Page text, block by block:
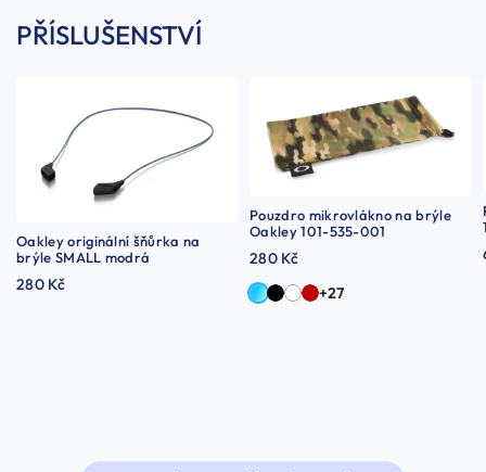
PŘÍSLUŠENSTVÍ
Oakley originální šňůrka na
brýle SMALL modrá
280 Kč
Pouzdro mikrovlákno na brýle
Oakley 101-535-001
280 Kč
+27